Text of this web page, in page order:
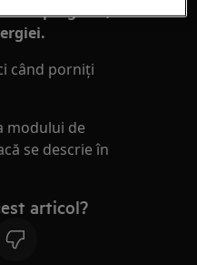
unui program,
când porniţi
modului de
se descrie în
articol?